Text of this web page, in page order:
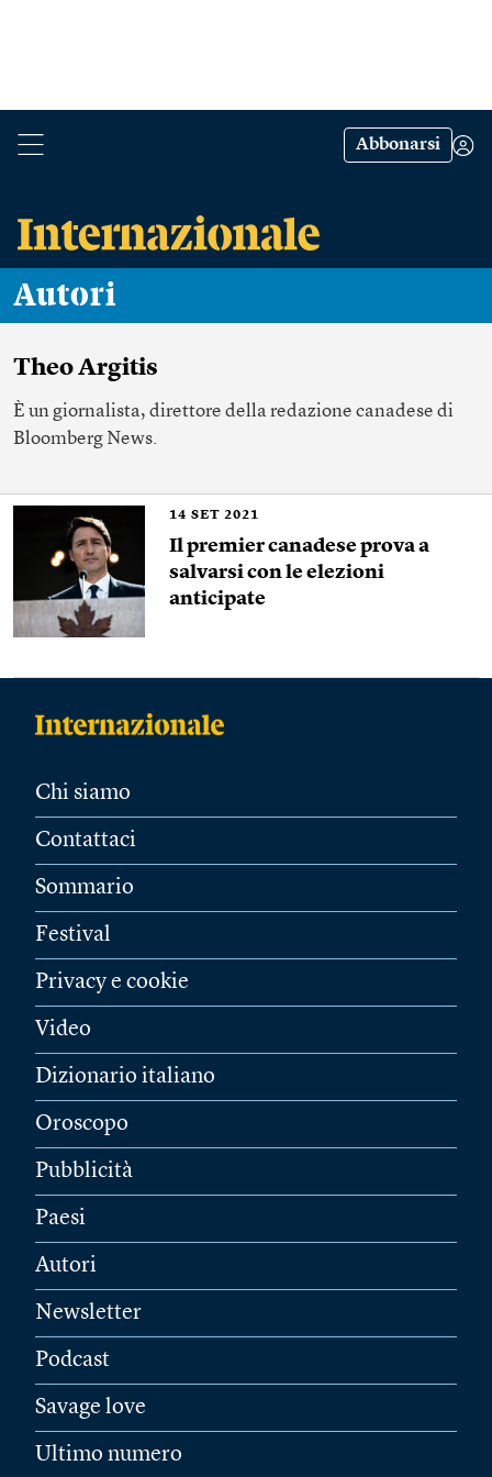
Abbonarsi
Autori
Theo Argitis
È un giornalista, direttore della redazione canadese di
Bloomberg News.
14 SET 2021
Il premier canadese prova a
salvarsi con le elezioni
anticipate
Chi siamo
Contattaci
Sommario
Festival
Privacy e cookie
Video
Dizionario italiano
Oroscopo
Pubblicità
Paesi
Autori
Newsletter
Podcast
Savage love
Ultimo numero